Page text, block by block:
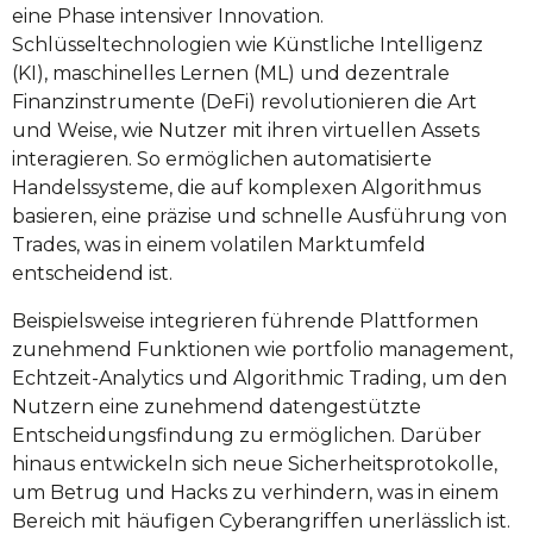
eine Phase intensiver Innovation.
Schlüsseltechnologien wie Künstliche Intelligenz
(KI), maschinelles Lernen (ML) und dezentrale
Finanzinstrumente (DeFi) revolutionieren die Art
und Weise, wie Nutzer mit ihren virtuellen Assets
interagieren. So ermöglichen automatisierte
Handelssysteme, die auf komplexen Algorithmus
basieren, eine präzise und schnelle Ausführung von
Trades, was in einem volatilen Marktumfeld
entscheidend ist.
Beispielsweise integrieren führende Plattformen
zunehmend Funktionen wie portfolio management,
Echtzeit-Analytics und Algorithmic Trading, um den
Nutzern eine zunehmend datengestützte
Entscheidungsfindung zu ermöglichen. Darüber
hinaus entwickeln sich neue Sicherheitsprotokolle,
um Betrug und Hacks zu verhindern, was in einem
Bereich mit häufigen Cyberangriffen unerlässlich ist.